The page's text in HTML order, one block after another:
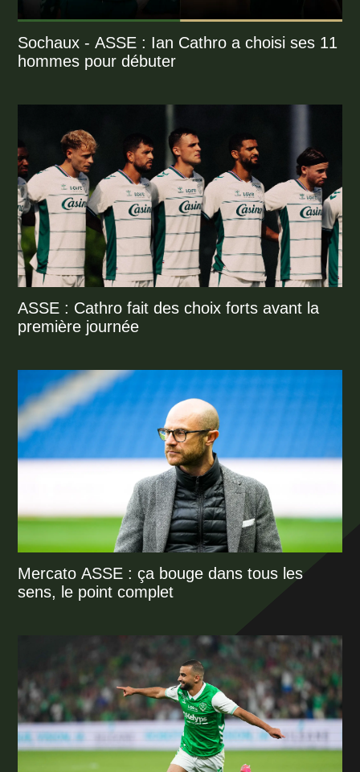
Sochaux - ASSE : Ian Cathro a choisi ses 11
hommes pour débuter
ASSE : Cathro fait des choix forts avant la
première journée
Mercato ASSE : ça bouge dans tous les
sens, le point complet